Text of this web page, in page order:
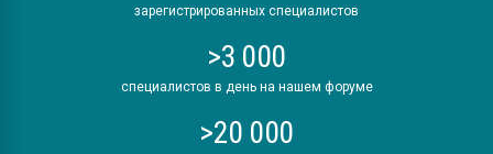
зарегистрированных специалистов
>3 000
специалистов в день на нашем форуме
>20 000